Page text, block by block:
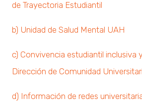
de Trayectoria Estudiantil
b) Unidad de Salud Mental UAH
c) Convivencia estudiantil inclusiva
Dirección de Comunidad
d) Información de redes